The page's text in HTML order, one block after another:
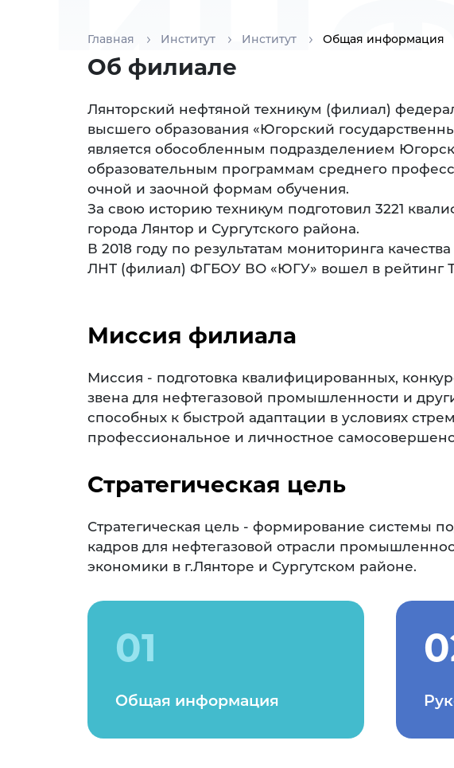
Главная Институт Институт Общая информация
Об филиале
Лянторский нефтяной техникум (филиал)
высшего образования «Югорский
является обособленным подразделением
образовательным программам среднего
очной и заочной формам обучения.
За свою историю техникум подготовил 3221
города Лянтор и Сургутского района.
В 2018 году по результатам мониторинга
ЛНТ (филиал) ФГБОУ ВО «ЮГУ» вошел в рейтинг
Миссия филиала
Миссия - подготовка квалифицированных,
звена для нефтегазовой промышленности и
способных к быстрой адаптации в условиях
профессиональное и личностное
Стратегическая цель
Стратегическая цель - формирование системы
кадров для нефтегазовой отрасли
экономики в г.Лянторе и Сургутском районе.
01
Общая информация